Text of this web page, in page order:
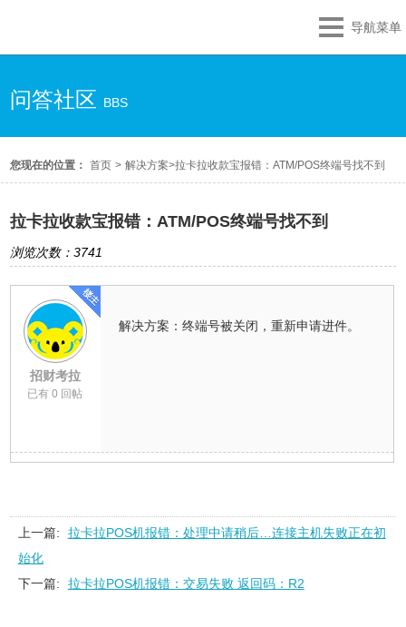
导航菜单
问答社区 BBS
您现在的位置： 首页 > 解决方案>拉卡拉收款宝报错：ATM/POS终端号找不到
拉卡拉收款宝报错：ATM/POS终端号找不到
浏览次数：3741
招财考拉
已有 0 回帖
解决方案：终端号被关闭，重新申请进件。
上一篇:
拉卡拉POS机报错：处理中请稍后…连接主机失败正在初
始化
下一篇:
拉卡拉POS机报错：交易失败 返回码：R2